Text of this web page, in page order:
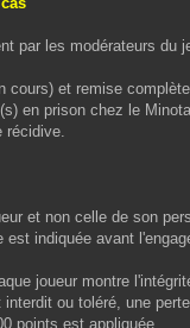
par les modérateurs
cours) et remise
en prison chez le
et non celle de son
indiquée avant
joueur montre
ou toléré, une
points est appliquée.